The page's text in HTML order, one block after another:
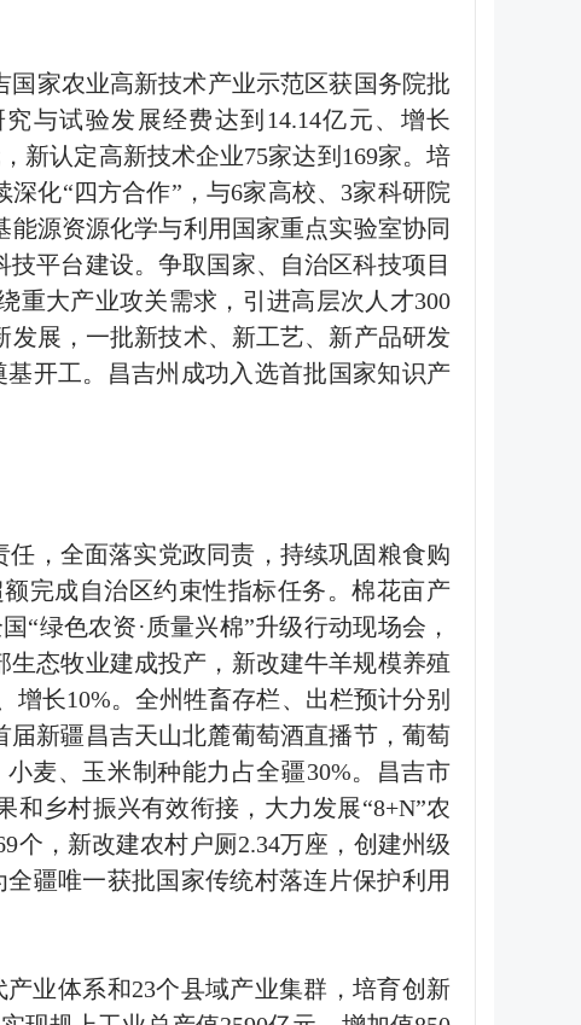
家农业高新技术产业示范区获国务院批
与试验发展经费达到 14.14亿元、增长
新认定高新技术企业75家达到 169家。培
深化“四方合作” ，与6家高校、 3家科研院
源资源化学与利用国家重点实验室协同
技平台建设。争取国家、自治区科技项目
重大产业攻关需求，引进高层次人才300
展，一批新技术、新工艺、新产品研发
开工。昌吉州成功入选首批国家知识产
任，全面落实党政同责，持续巩固粮食购
完成自治区约束性指标任务。棉花亩产
“绿色农资· 质量兴棉”升级行动现场会，
态牧业建成投产，新改建牛羊规模养殖
增长10%。全州牲畜存栏、出栏预计分别
届新疆昌吉天山北麓葡萄酒直播节，葡萄
麦、玉米制种能力占全疆30%。昌吉市
和乡村振兴有效衔接，大力发展“8+N”农
个，新改建农村户厕2.34万座，创建州级
疆唯一获批国家传统村落连片保护利用
产业体系和23个县域产业集群，培育创新